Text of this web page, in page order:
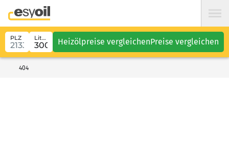
PLZ Liter Heizölpreise vergleichenPreise vergleichen
404